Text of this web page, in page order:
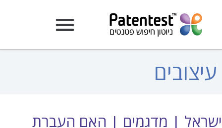
עיצובים
ישראל | מדגמים | האם העברת